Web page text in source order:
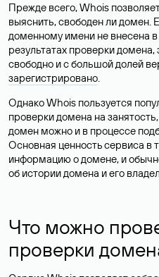
Прежде всего, Whois
выяснить, свободен ли домен.
доменному имени не внесена
результатах проверки
свободно и с большой долей
зарегистрировано.
Однако Whois пользуется
проверки домена на
домен можно и в процессе
Основная ценность сервиса в
информацию о домене, и
об истории домена и его
Что можно
проверки